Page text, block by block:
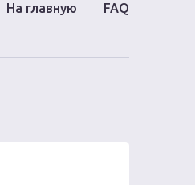
На главную FAQ